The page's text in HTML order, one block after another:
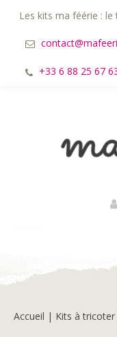
Les kits ma féérie :
+33 6 88 25 67
Accueil | Kits à tricoter